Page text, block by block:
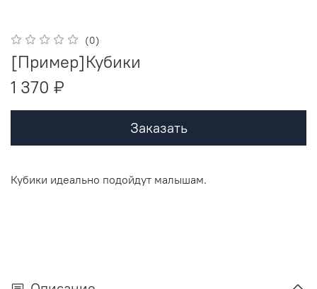
(0)
[Пример]Кубики
1 370 ₽
Заказать
Кубики идеально подойдут малышам.